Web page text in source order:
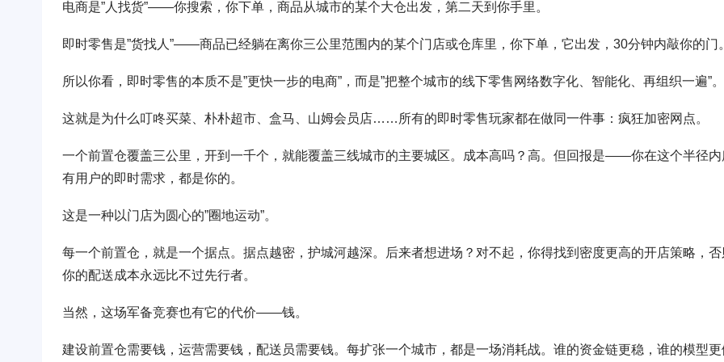
电商是”人找货”——你搜索，你下单，商品从城市的某个大仓出发，第二天到你手里。
即时零售是”货找人”——商品已经躺在离你三公里范围内的某个门店或仓库里，你下单，它出发，30分钟内敲你的门。
所以你看，即时零售的本质不是”更快一步的电商”，而是”把整个城市的线下零售网络数字化、智能化、再组织一遍”。
这就是为什么叮咚买菜、朴朴超市、盒马、山姆会员店……所有的即时零售玩家都在做同一件事：疯狂加密网点。
一个前置仓覆盖三公里，开到一千个，就能覆盖三线城市的主要城区。成本高吗？高。但回报是——你在这个半径内
有用户的即时需求，都是你的。
这是一种以门店为圆心的”圈地运动”。
每一个前置仓，就是一个据点。据点越密，护城河越深。后来者想进场？对不起，你得找到密度更高的开店策略，否
你的配送成本永远比不过先行者。
当然，这场军备竞赛也有它的代价——钱。
建设前置仓需要钱，运营需要钱，配送员需要钱。每扩张一个城市，都是一场消耗战。谁的资金链更稳，谁的模型更